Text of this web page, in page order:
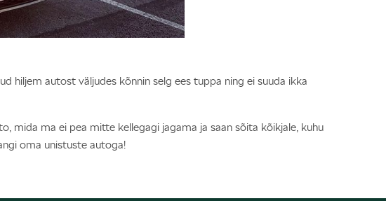
hiljem autost väljudes kõnnin selg ees tuppa ning ei suuda ikka
mida ma ei pea mitte kellegagi jagama ja saan sõita kõikjale, kuhu
oma unistuste autoga!